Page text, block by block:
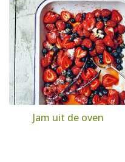
Jam uit de oven